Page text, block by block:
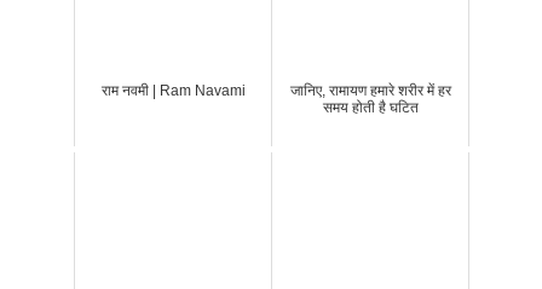
राम नवमी | Ram Navami
जानिए, रामायण हमारे शरीर में हर
समय होती है घटित